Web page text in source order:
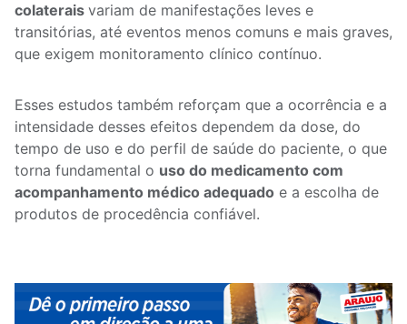
colaterais variam de manifestações leves e
transitórias, até eventos menos comuns e mais graves,
que exigem monitoramento clínico contínuo.
Esses estudos também reforçam que a ocorrência e a
intensidade desses efeitos dependem da dose, do
tempo de uso e do perfil de saúde do paciente, o que
torna fundamental o uso do medicamento com
acompanhamento médico adequado e a escolha de
produtos de procedência confiável.